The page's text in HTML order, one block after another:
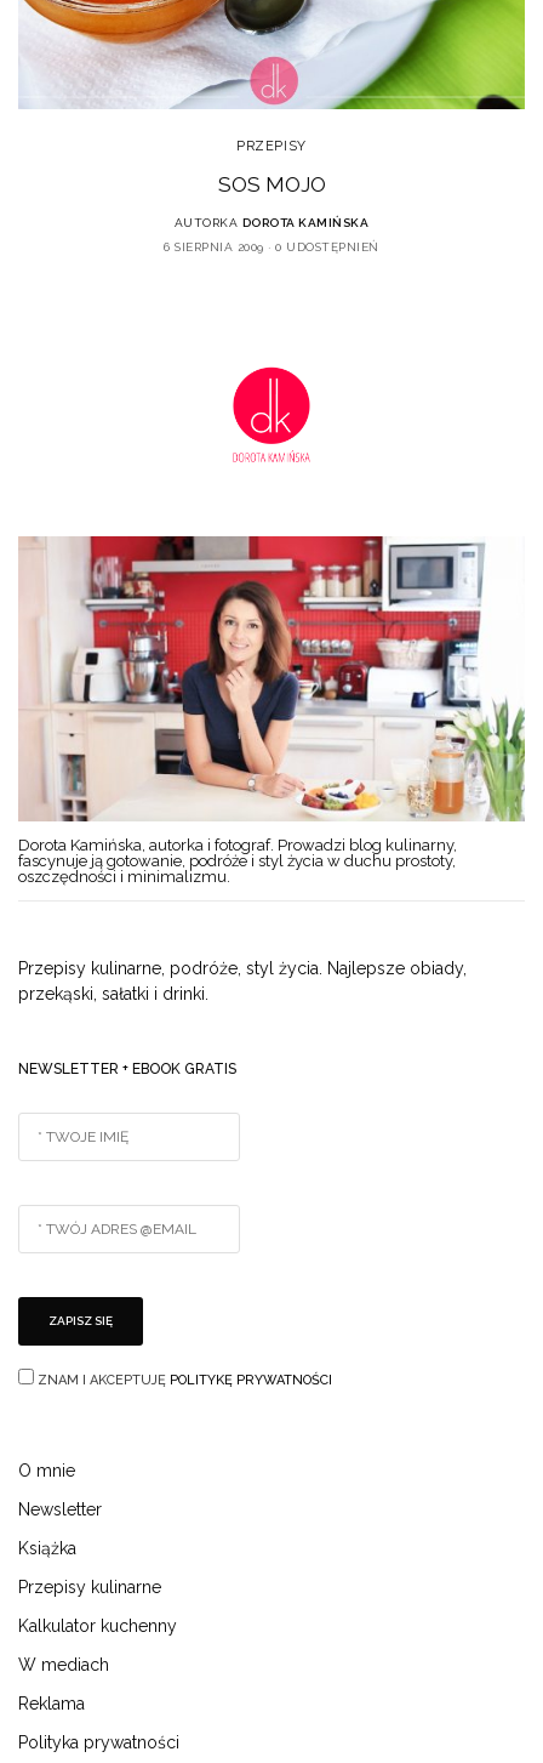
PRZEPISY
SOS MOJO
AUTORKA DOROTA KAMIŃSKA
6 SIERPNIA 2009
0 UDOSTĘPNIEŃ
Dorota Kamińska, autorka i fotograf. Prowadzi blog kulinarny,
fascynuje ją gotowanie, podróże i styl życia w duchu prostoty,
oszczędności i minimalizmu.
Przepisy kulinarne, podróże, styl życia. Najlepsze obiady,
przekąski, sałatki i drinki.
NEWSLETTER + EBOOK GRATIS
ZNAM I AKCEPTUJĘ POLITYKĘ PRYWATNOŚCI
O mnie
Newsletter
Książka
Przepisy kulinarne
Kalkulator kuchenny
W mediach
Reklama
Polityka prywatności